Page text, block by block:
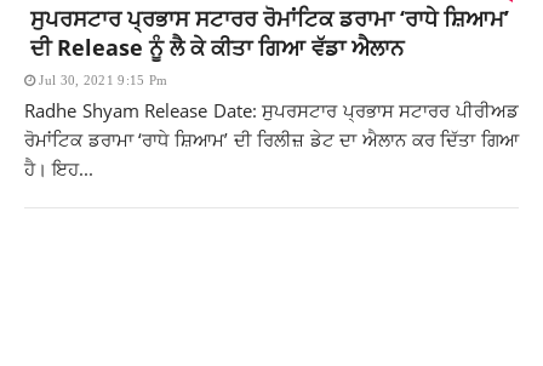
ਸੁਪਰਸਟਾਰ ਪ੍ਰਭਾਸ ਸਟਾਰਰ ਰੋਮਾਂਟਿਕ ਡਰਾਮਾ ‘ਰਾਧੇ ਸ਼ਿਆਮ’
ਦੀ Release ਨੂੰ ਲੈ ਕੇ ਕੀਤਾ ਗਿਆ ਵੱਡਾ ਐਲਾਨ
Jul 30, 2021 9:15 Pm
Radhe Shyam Release Date: ਸੁਪਰਸਟਾਰ ਪ੍ਰਭਾਸ ਸਟਾਰਰ ਪੀਰੀਅਡ
ਰੋਮਾਂਟਿਕ ਡਰਾਮਾ ‘ਰਾਧੇ ਸ਼ਿਆਮ’ ਦੀ ਰਿਲੀਜ਼ ਡੇਟ ਦਾ ਐਲਾਨ ਕਰ ਦਿੱਤਾ ਗਿਆ
ਹੈ। ਇਹ...